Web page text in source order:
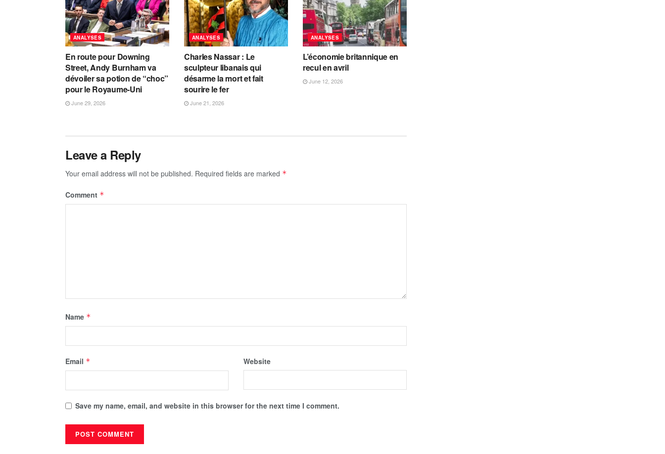
ANALYSES
En route pour Downing
Street, Andy Burnham va
dévoiler sa potion de “choc”
pour le Royaume-Uni
June 29, 2026
ANALYSES
Charles Nassar : Le
sculpteur libanais qui
désarme la mort et fait
sourire le fer
June 21, 2026
ANALYSES
L’économie britannique en
recul en avril
June 12, 2026
Leave a Reply
Your email address will not be published. Required fields are marked *
Comment *
Name *
Email * Website
Save my name, email, and website in this browser for the next time I comment.